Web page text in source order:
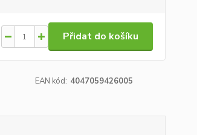
Přidat do košíku
EAN kód: 4047059426005